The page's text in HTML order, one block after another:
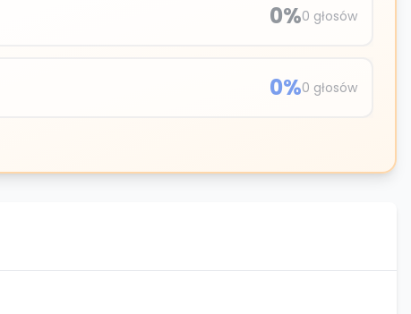
0%0 głosów
0%0 głosów